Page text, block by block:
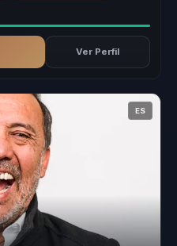
Ver Perfil
ES